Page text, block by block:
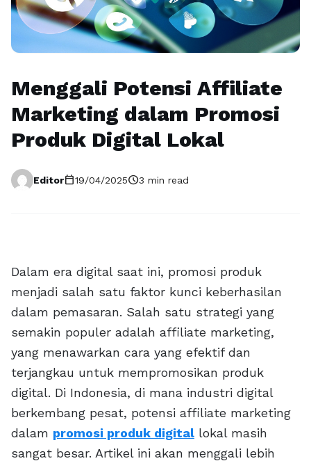
Menggali Potensi Affiliate
Marketing dalam Promosi
Produk Digital Lokal
Editorcalendar_today19/04/2025schedule3 min read
Dalam era digital saat ini, promosi produk
menjadi salah satu faktor kunci keberhasilan
dalam pemasaran. Salah satu strategi yang
semakin populer adalah affiliate marketing,
yang menawarkan cara yang efektif dan
terjangkau untuk mempromosikan produk
digital. Di Indonesia, di mana industri digital
berkembang pesat, potensi affiliate marketing
dalam promosi produk digital lokal masih
sangat besar. Artikel ini akan menggali lebih